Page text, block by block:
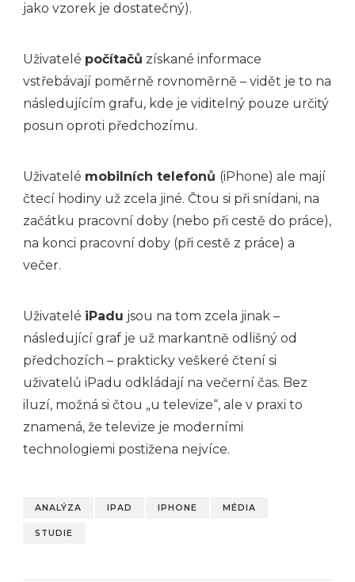
jako vzorek je dostatečný).
Uživatelé počítačů získané informace
vstřebávají poměrně rovnoměrně – vidět je to na
následujícím grafu, kde je viditelný pouze určitý
posun oproti předchozímu.
Uživatelé mobilních telefonů (iPhone) ale mají
čtecí hodiny už zcela jiné. Čtou si při snídani, na
začátku pracovní doby (nebo při cestě do práce),
na konci pracovní doby (při cestě z práce) a
večer.
Uživatelé iPadu jsou na tom zcela jinak –
následující graf je už markantně odlišný od
předchozích – prakticky veškeré čtení si
uživatelů iPadu odkládají na večerní čas. Bez
iluzí, možná si čtou „u televize“, ale v praxi to
znamená, že televize je moderními
technologiemi postižena nejvíce.
ANALÝZA IPAD IPHONE MÉDIA
STUDIE